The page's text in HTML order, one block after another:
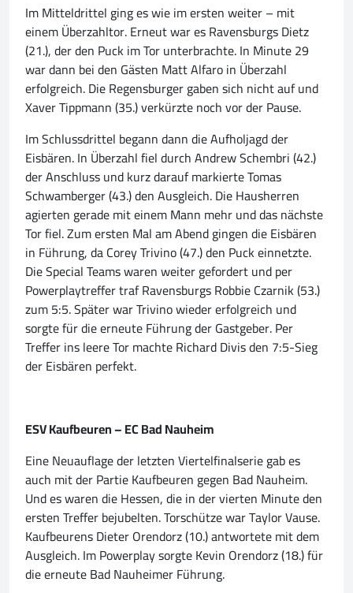
Im Mitteldrittel ging es wie im ersten weiter – mit
einem Überzahltor. Erneut war es Ravensburgs Dietz
(21.), der den Puck im Tor unterbrachte. In Minute 29
war dann bei den Gästen Matt Alfaro in Überzahl
erfolgreich. Die Regensburger gaben sich nicht auf und
Xaver Tippmann (35.) verkürzte noch vor der Pause.
Im Schlussdrittel begann dann die Aufholjagd der
Eisbären. In Überzahl fiel durch Andrew Schembri (42.)
der Anschluss und kurz darauf markierte Tomas
Schwamberger (43.) den Ausgleich. Die Hausherren
agierten gerade mit einem Mann mehr und das nächste
Tor fiel. Zum ersten Mal am Abend gingen die Eisbären
in Führung, da Corey Trivino (47.) den Puck einnetzte.
Die Special Teams waren weiter gefordert und per
Powerplaytreffer traf Ravensburgs Robbie Czarnik (53.)
zum 5:5. Später war Trivino wieder erfolgreich und
sorgte für die erneute Führung der Gastgeber. Per
Treffer ins leere Tor machte Richard Divis den 7:5-Sieg
der Eisbären perfekt.
ESV Kaufbeuren – EC Bad Nauheim
Eine Neuauflage der letzten Viertelfinalserie gab es
auch mit der Partie Kaufbeuren gegen Bad Nauheim.
Und es waren die Hessen, die in der vierten Minute den
ersten Treffer bejubelten. Torschütze war Taylor Vause.
Kaufbeurens Dieter Orendorz (10.) antwortete mit dem
Ausgleich. Im Powerplay sorgte Kevin Orendorz (18.) für
die erneute Bad Nauheimer Führung.